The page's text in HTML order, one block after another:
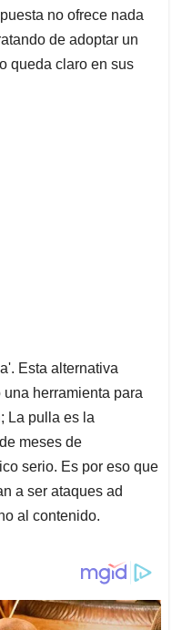
no ofrece nada
de adoptar un
queda claro en sus
Esta alternativa
herramienta para
La pulla es la
meses de
serio. Es por eso que
a ser ataques ad
al contenido.